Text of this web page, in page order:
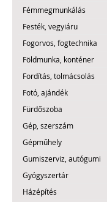
Fémmegmunkálás
Festék, vegyiáru
Fogorvos, fogtechnika
Földmunka, konténer
Fordítás, tolmácsolás
Fotó, ajándék
Fürdőszoba
Gép, szerszám
Gépműhely
Gumiszerviz, autógumi
Gyógyszertár
Házépítés